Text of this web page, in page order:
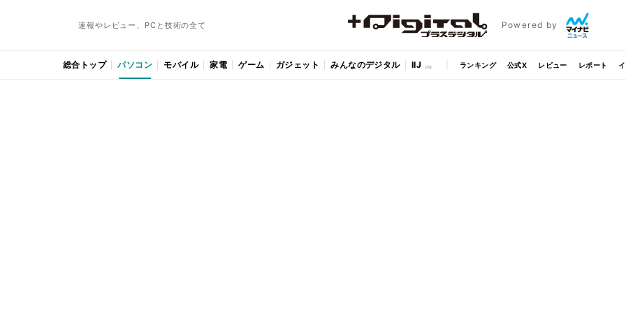
速報やレビュー、PCと技術の全て Powered by
総合トップ パソコン モバイル 家電 ゲーム ガジェット みんなのデジタル IIJ ランキング 公式X レビュー レポート